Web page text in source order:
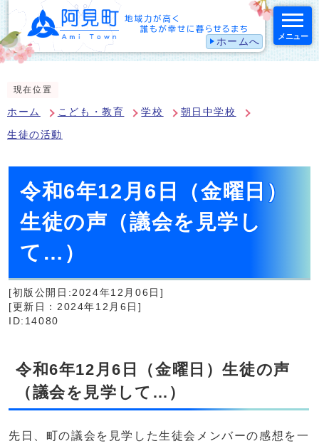
ホームへ メニュー
現在位置
ホーム こども・教育 学校 朝日中学校
生徒の活動
令和6年12月6日（金曜日）
生徒の声（議会を見学し
て…）
[初版公開日:2024年12月06日]
[更新日：2024年12月6日]
ID:14080
令和6年12月6日（金曜日）生徒の声
（議会を見学して…）
先日、町の議会を見学した生徒会メンバーの感想を一